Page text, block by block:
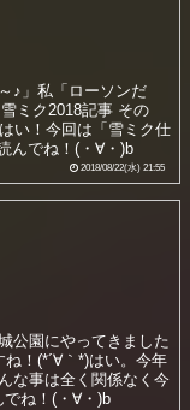
♪」私「ローソンだ
ミク2018記事 その
い！今回は「雪ミク仕
んでね！(・∀・)b
2018/08/22(水) 21:55
公園にやってきました
！(*´∀｀*)はい。今年
な事は全く関係なく今
ね！(・∀・)b